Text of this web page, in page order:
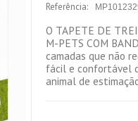
Referência:
O TAPETE DE
M-PETS COM
camadas que não
fácil e confortável
animal de